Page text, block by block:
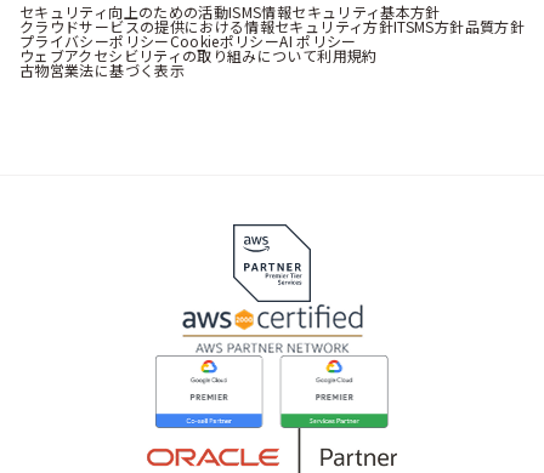
セキュリティ向上のための活動ISMS情報セキュリティ基本方針
クラウドサービスの提供における情報セキュリティ方針ITSMS方針品質方針
プライバシーポリシーCookieポリシーAI ポリシー
ウェブアクセシビリティの取り組みについて利用規約
古物営業法に基づく表示